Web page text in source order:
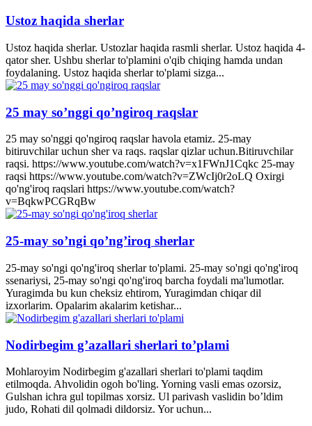
Ustoz haqida sherlar
Ustoz haqida sherlar. Ustozlar haqida rasmli sherlar. Ustoz haqida 4-
qator sher. Ushbu sherlar to'plamini o'qib chiqing hamda undan
foydalaning. Ustoz haqida sherlar to'plami sizga...
25 may so’nggi qo’ngiroq raqslar
25 may so'nggi qo'ngiroq raqslar havola etamiz. 25-may
bitiruvchilar uchun sher va raqs. raqslar qizlar uchun.Bitiruvchilar
raqsi. https://www.youtube.com/watch?v=x1FWnJ1Cqkc 25-may
raqsi https://www.youtube.com/watch?v=ZWcIj0r2oLQ Oxirgi
qo'ng'iroq raqslari https://www.youtube.com/watch?
v=BqkwPCGRqBw
25-may so’ngi qo’ng’iroq sherlar
25-may so'ngi qo'ng'iroq sherlar to'plami. 25-may so'ngi qo'ng'iroq
ssenariysi, 25-may so'ngi qo'ng'iroq barcha foydali ma'lumotlar.
Yuragimda bu kun cheksiz ehtirom, Yuragimdan chiqar dil
izxorlarim. Opalarim akalarim ketishar...
Nodirbegim g’azallari sherlari to’plami
Mohlaroyim Nodirbegim g'azallari sherlari to'plami taqdim
etilmoqda. Ahvolidin ogoh bo'ling. Yorning vasli emas ozorsiz,
Gulshan ichra gul topilmas xorsiz. Ul parivash vaslidin bo’ldim
judo, Rohati dil qolmadi dildorsiz. Yor uchun...